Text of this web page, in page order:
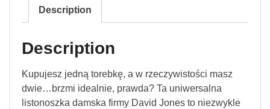
Description
Description
Kupujesz jedną torebkę, a w rzeczywistości masz
dwie…brzmi idealnie, prawda? Ta uniwersalna
listonoszka damska firmy David Jones to niezwykle